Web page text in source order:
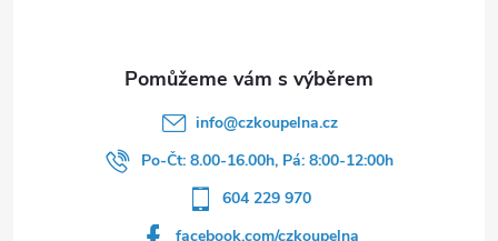
info@czkoupelna.cz
Po-Čt: 8.00-16.00h, Pá: 8:00-12:00h
604 229 970
facebook.com/czkoupelna